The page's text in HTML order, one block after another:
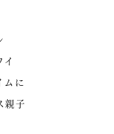
ムに
親子